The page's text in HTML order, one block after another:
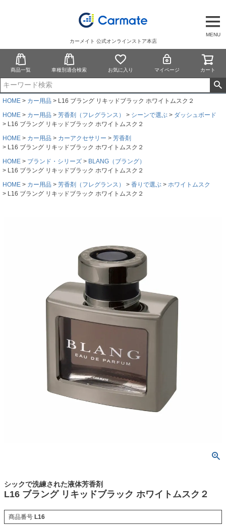
MENU
カーメイト 公式オンラインストア本店
商品一覧 車種別適合検索 お気に入り マイページ カート
HOME カー用品
L16 ブラング リキッドブラック ホワイトムスク２
HOME
カー用品 芳香剤（フレグランス） シーンで選ぶ
ダッシュボード
L16 ブラング リキッドブラック ホワイトムスク２
HOME
カー用品 カーアクセサリー
芳香剤
L16 ブラング リキッドブラック ホワイトムスク２
HOME
ブランド・シリーズ
BLANG（ブラング）
L16 ブラング リキッドブラック ホワイトムスク２
HOME
カー用品 芳香剤（フレグランス） 香りで選ぶ
ホワイトムスク
L16 ブラング リキッドブラック ホワイトムスク２
シックで洗練された液体芳香剤
L16 ブラング リキッドブラック ホワイトムスク２
商品番号 L16